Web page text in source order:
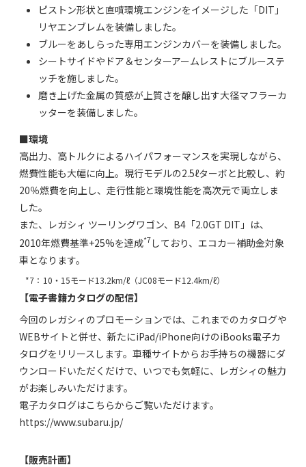
ピストン形状と直噴環境エンジンをイメージした「DIT」
リヤエンブレムを装備しました。
ブルーをあしらった専用エンジンカバーを装備しました。
シートサイドやドア＆センターアームレストにブルーステ
ッチを施しました。
磨き上げた金属の質感が上質さを醸し出す大径マフラーカ
ッターを装備しました。
■環境
高出力、高トルクによるハイパフォーマンスを実現しながら、
燃費性能も大幅に向上。現行モデルの2.5ℓターボと比較し、約
20％燃費を向上し、走行性能と環境性能を高次元で両立しま
した。
また、レガシィ ツーリングワゴン、B4「2.0GT DIT」は、
2010年燃費基準+25%を達成*7しており、エコカー補助金対象
車となります。
*7： 10・15モード13.2km/ℓ（JC08モード12.4km/ℓ）
【電子書籍カタログの配信】
今回のレガシィのプロモーションでは、これまでのカタログや
WEBサイトと併せ、新たにiPad/iPhone向けのiBooks電子カ
タログをリリースします。車種サイトからお手持ちの機器にダ
ウンロードいただくだけで、いつでも気軽に、レガシィの魅力
がお楽しみいただけます。
電子カタログはこちらからご覧いただけます。
https://www.subaru.jp/
【販売計画】